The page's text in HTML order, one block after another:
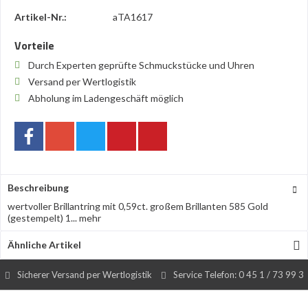
Artikel-Nr.: aTA1617
Vorteile
Durch Experten geprüfte Schmuckstücke und Uhren
Versand per Wertlogistik
Abholung im Ladengeschäft möglich
Beschreibung
wertvoller Brillantring mit 0,59ct. großem Brillanten 585 Gold
(gestempelt) 1...mehr
Ähnliche Artikel
Sicherer Versand per Wertlogistik Service Telefon: 0 45 1 / 73 99 3